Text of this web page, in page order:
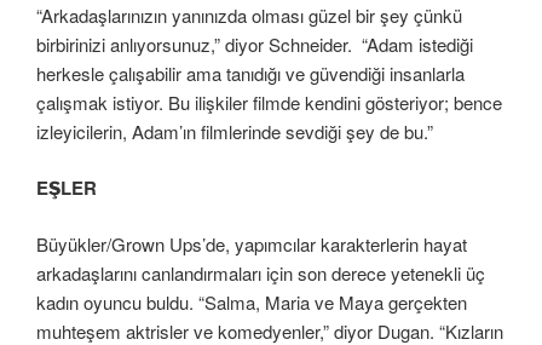
“Arkadaşlarınızın yanınızda olması güzel bir şey çünkü
birbirinizi anlıyorsunuz,” diyor Schneider. “Adam istediği
herkesle çalışabilir ama tanıdığı ve güvendiği insanlarla
çalışmak istiyor. Bu ilişkiler filmde kendini gösteriyor; bence
izleyicilerin, Adam’ın filmlerinde sevdiği şey de bu.”
EŞLER
Büyükler/Grown Ups’de, yapımcılar karakterlerin hayat
arkadaşlarını canlandırmaları için son derece yetenekli üç
kadın oyuncu buldu. “Salma, Maria ve Maya gerçekten
muhteşem aktrisler ve komedyenler,” diyor Dugan. “Kızların